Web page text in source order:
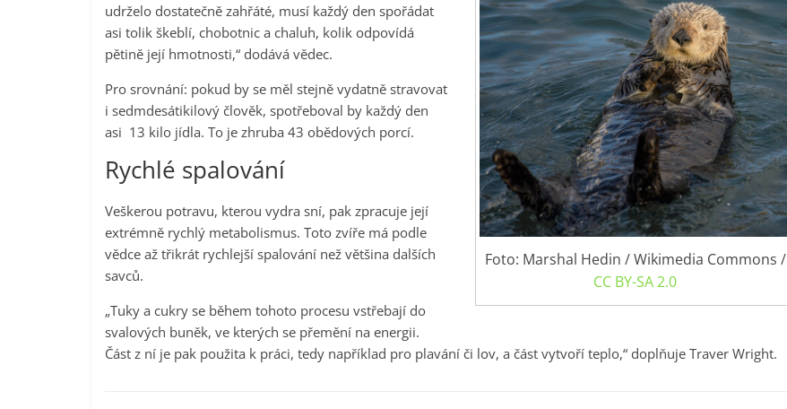
Foto: Marshal Hedin / Wikimedia Commons /
CC BY-SA 2.0
udrželo dostatečně zahřáté, musí každý den spořádat
asi tolik škeblí, chobotnic a chaluh, kolik odpovídá
pětině její hmotnosti,“ dodává vědec.
Pro srovnání: pokud by se měl stejně vydatně stravovat
i sedmdesátikilový člověk, spotřeboval by každý den
asi 13 kilo jídla. To je zhruba 43 obědových porcí.
Rychlé spalování
Veškerou potravu, kterou vydra sní, pak zpracuje její
extrémně rychlý metabolismus. Toto zvíře má podle
vědce až třikrát rychlejší spalování než většina dalších
savců.
„Tuky a cukry se během tohoto procesu vstřebají do
svalových buněk, ve kterých se přemění na energii.
Část z ní je pak použita k práci, tedy například pro plavání či lov, a část vytvoří teplo,“ doplňuje Traver Wright.